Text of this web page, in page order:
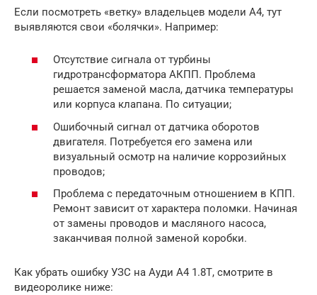
Если посмотреть «ветку» владельцев модели A4, тут
выявляются свои «болячки». Например:
Отсутствие сигнала от турбины
гидротрансформатора АКПП. Проблема
решается заменой масла, датчика температуры
или корпуса клапана. По ситуации;
Ошибочный сигнал от датчика оборотов
двигателя. Потребуется его замена или
визуальный осмотр на наличие коррозийных
проводов;
Проблема с передаточным отношением в КПП.
Ремонт зависит от характера поломки. Начиная
от замены проводов и масляного насоса,
заканчивая полной заменой коробки.
Как убрать ошибку УЗС на Ауди А4 1.8Т, смотрите в
видеоролике ниже: